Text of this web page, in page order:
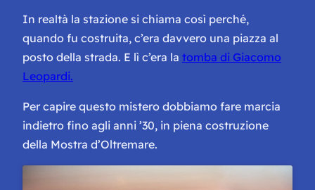
In realtà la stazione si chiama così perché,
quando fu costruita, c’era davvero una piazza al
posto della strada. E lì c’era la tomba di Giacomo
Leopardi.
Per capire questo mistero dobbiamo fare marcia
indietro fino agli anni ’30, in piena costruzione
della Mostra d’Oltremare.